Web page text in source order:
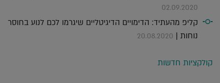
02.09.2020
קליפ מהעתיד: הדימויים הדיגיטליים שיגרמו לכם לנוע בחוסר
נוחות | 20.08.2020
קולקציות חדשות